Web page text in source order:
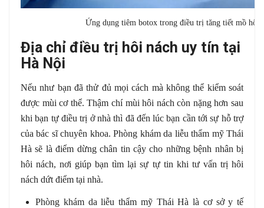
Ứng dụng tiêm botox trong điều trị tăng tiết mồ hôi
Địa chỉ điều trị hôi nách uy tín tại
Hà Nội
Nếu như bạn đã thử đủ mọi cách mà không thể kiểm soát
được mùi cơ thể. Thậm chí mùi hôi nách còn nặng hơn sau
khi bạn tự điều trị ở nhà thì đã đến lúc bạn cần tới sự hỗ trợ
của bác sĩ chuyên khoa. Phòng khám da liễu thẩm mỹ Thái
Hà sẽ là điểm dừng chân tin cậy cho những bệnh nhân bị
hôi nách, nơi giúp bạn tìm lại sự tự tin khi tư vấn trị hôi
nách dứt điểm tại nhà.
Phòng khám da liễu thẩm mỹ Thái Hà là cơ sở y tế